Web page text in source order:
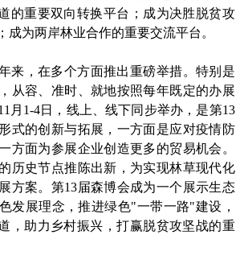
的重要双向转换平台；成为决胜脱贫攻
成为两岸林业合作的重要交流平台。
来，在多个方面推出重磅举措。特别是
从容、准时、就地按照每年既定的办展
月1-4日，线上、线下同步举办，是第13
式的创新与拓展，一方面是应对疫情防
方面为参展企业创造更多的贸易机会。
历史节点推陈出新，为实现林草现代化
方案。第13届森博会成为一个展示生态
发展理念，推进绿色"一带一路"建设，
，助力乡村振兴，打赢脱贫攻坚战的重